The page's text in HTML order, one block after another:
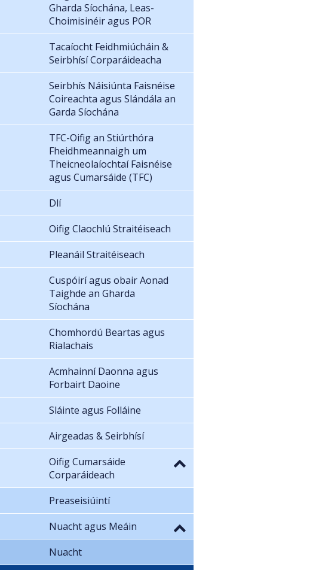
Gharda Síochána, Leas-
Choimisinéir agus POR
Tacaíocht Feidhmiúcháin &
Seirbhísí Corparáideacha
Seirbhís Náisiúnta Faisnéise
Coireachta agus Slándála an
Garda Síochána
TFC-Oifig an Stiúrthóra
Fheidhmeannaigh um
Theicneolaíochtaí Faisnéise
agus Cumarsáide (TFC)
Dlí
Oifig Claochlú Straitéiseach
Pleanáil Straitéiseach
Cuspóirí agus obair Aonad
Taighde an Gharda
Síochána
Chomhordú Beartas agus
Rialachais
Acmhainní Daonna agus
Forbairt Daoine
Sláinte agus Folláine
Airgeadas & Seirbhísí
Oifig Cumarsáide
Corparáideach
Preaseisiúintí
Nuacht agus Meáin
Nuacht